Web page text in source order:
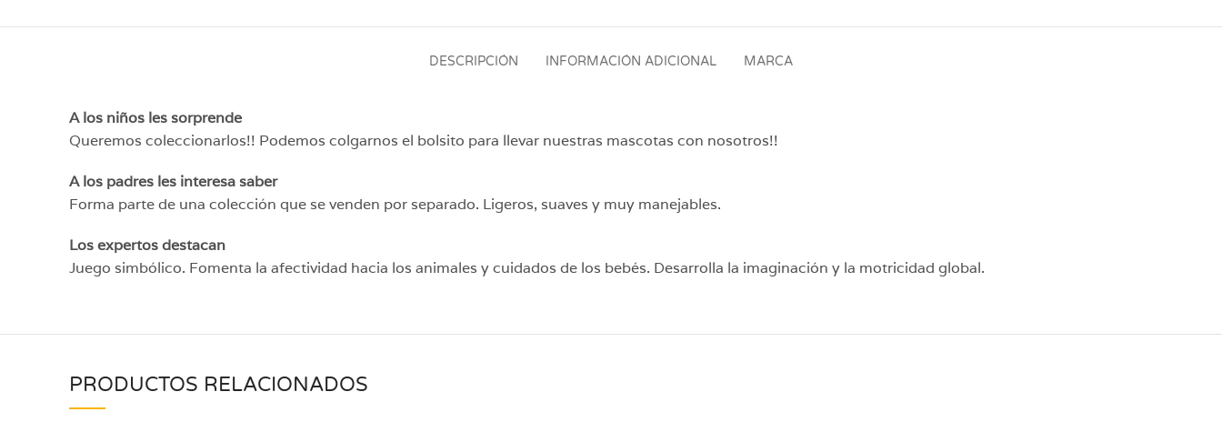
DESCRIPCIÓN INFORMACIÓN ADICIONAL MARCA
A los niños les sorprende
Queremos coleccionarlos!! Podemos colgarnos el bolsito para llevar nuestras mascotas con nosotros!!
A los padres les interesa saber
Forma parte de una colección que se venden por separado. Ligeros, suaves y muy manejables.
Los expertos destacan
Juego simbólico. Fomenta la afectividad hacia los animales y cuidados de los bebés. Desarrolla la imaginación y la motricidad global.
PRODUCTOS RELACIONADOS